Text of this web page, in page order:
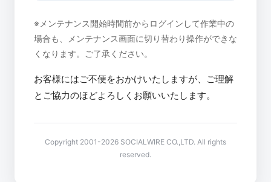
※メンテナンス開始時間前からログインして作業中の
場合も、メンテナンス画面に切り替わり操作ができな
くなります。ご了承ください。
お客様にはご不便をおかけいたしますが、ご理解
とご協力のほどよろしくお願いいたします。
Copyright 2001-2026 SOCIALWIRE CO.,LTD. All rights
reserved.